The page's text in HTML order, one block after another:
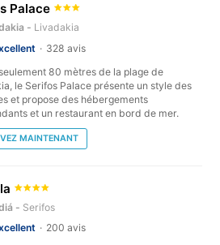
Palace
- Livadakia
328 avis
80 mètres de la plage de
le Serifos Palace présente un style des
et propose des hébergements
et un restaurant en bord de mer.
MAINTENANT
- Serifos
200 avis